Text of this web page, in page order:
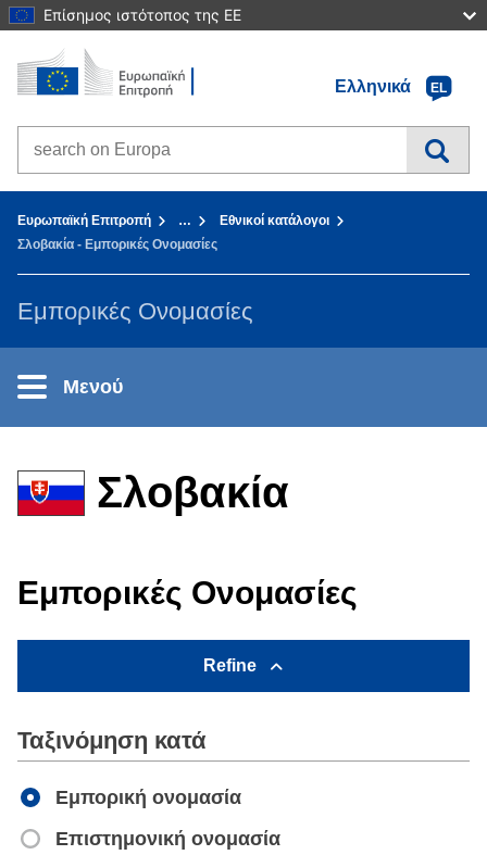
Επίσημος ιστότοπος της ΕΕ
Πηγαίνετε στο περιεχόμενο
Αρχική σελίδα - Ευρωπαϊκή Επιτροπή
Ελληνικά
EL
Search on Europa websites
Ευρωπαϊκή Επιτροπή …
Εθνικοί κατάλογοι
Σλοβακία - Εμπορικές Ονομασίες
Εμπορικές Ονομασίες
Μενού
Σλοβακία
Εμπορικές Ονομασίες
Refine
Ταξινόμηση κατά
Εμπορική ονομασία
Επιστημονική ονομασία